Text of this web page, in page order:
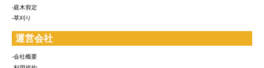
-庭木剪定
-草刈り
運営会社
-会社概要